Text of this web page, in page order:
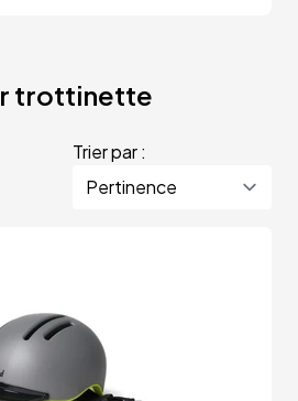
trottinette
Trier par :